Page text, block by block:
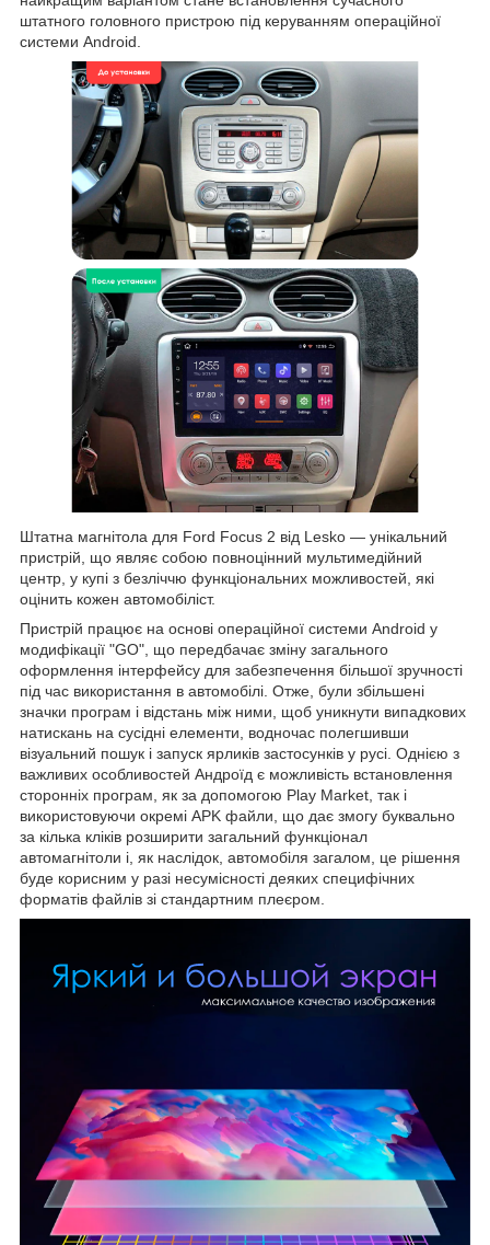
штатного головного пристрою під керуванням операційної
системи Android.
Штатна магнітола для Ford Focus 2 від Lesko — унікальний
пристрій, що являє собою повноцінний мультимедійний
центр, у купі з безліччю функціональних можливостей, які
оцінить кожен автомобіліст.
Пристрій працює на основі операційної системи Android у
модифікації "GO", що передбачає зміну загального
оформлення інтерфейсу для забезпечення більшої зручності
під час використання в автомобілі. Отже, були збільшені
значки програм і відстань між ними, щоб уникнути випадкових
натискань на сусідні елементи, водночас полегшивши
візуальний пошук і запуск ярликів застосунків у русі. Однією з
важливих особливостей Андроїд є можливість встановлення
сторонніх програм, як за допомогою Play Market, так і
використовуючи окремі APK файли, що дає змогу буквально
за кілька кліків розширити загальний функціонал
автомагнітоли і, як наслідок, автомобіля загалом, це рішення
буде корисним у разі несумісності деяких специфічних
форматів файлів зі стандартним плеєром.